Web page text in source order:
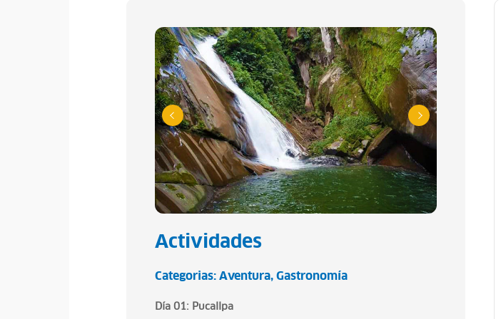
Actividades
Categorias: Aventura Gastronomía
Día 01: Pucallpa